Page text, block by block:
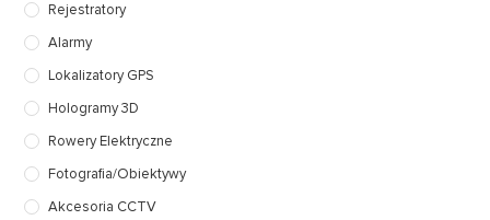
Rejestratory
Alarmy
Lokalizatory GPS
Hologramy 3D
Rowery Elektryczne
Fotografia/Obiektywy
Akcesoria CCTV